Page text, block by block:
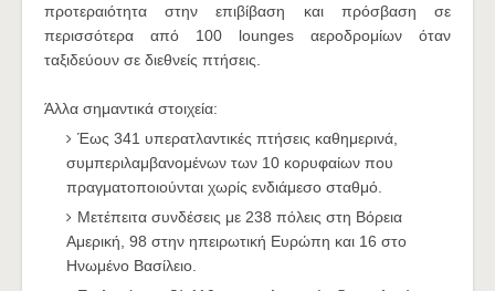
προτεραιότητα στην επιβίβαση και πρόσβαση σε
περισσότερα από 100 lounges αεροδρομίων όταν
ταξιδεύουν σε διεθνείς πτήσεις.
Άλλα σημαντικά στοιχεία:
Έως 341 υπερατλαντικές πτήσεις καθημερινά,
συμπεριλαμβανομένων των 10 κορυφαίων που
πραγματοποιούνται χωρίς ενδιάμεσο σταθμό.
Μετέπειτα συνδέσεις με 238 πόλεις στη Βόρεια
Αμερική, 98 στην ηπειρωτική Ευρώπη και 16 στο
Ηνωμένο Βασίλειο.